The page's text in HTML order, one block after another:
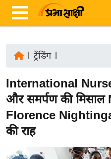
ज़ा
ख
ब
र
ष्ट्री
ट्रेंडिंग|
International
और समर्पण की मिसाल
Florence
की राह